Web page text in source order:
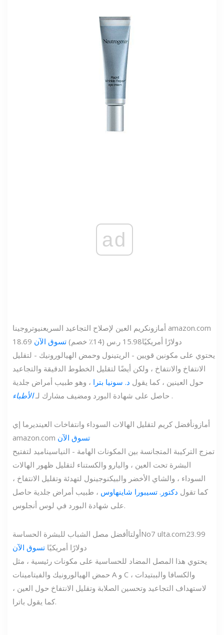
ad
أمازونكريم العين لإصلاح التجاعيد السريعنيوتروجينا
amazon.com
18.69 دولارًا أمريكيًا15.98 ر.س (14٪ خصم)
تسوق الآن
يحتوي على مكونين قويين - الريتينول وحمض الهيالورونيك - لتقليل
الانتفاخ والانتفاخ ، ولكن أيضًا لتقليل الخطوط الدقيقة والتجاعيد
حول العينين ، كما يقول د. سونيا بترا ، وهو طبيب أمراض جلدية
حاصل على شهادة البورد ومضيف مشارك لـالأطباء .
أمازونأفضل كريم لتقليل الهالات السوداء وانتفاخات العينديرما إي
amazon.com تسوق الآن
تمزج التركيبة المتجانسة بين المكونات الهامة - النياسيناميد لتفتيح
البشرة تحت العين ، واليارو والكستناء لتقليل ظهور الهالات
السوداء ، والشاي الأخضر والبيكنوجينول لتهدئة وتقليل الانتفاخ ،
كما تقول دكتور. تسيبورا شاينهاوس ، طبيب أمراض جلدية حاصل
على شهادة البورد في لوس أنجلوس.
أولتاأفضل مصل الشباب للبشرة الحساسة No7 ulta.com23.99
دولارًا أمريكيًا تسوق الآن
يحتوي هذا المصل المضاد للحساسية على مكونات رئيسية ، مثل
حمض الهيالورونيك والفيتامينات A و C والكسافا والببتيدات ،
لاستهداف التجاعيد وتحسين الصلابة وتقليل الانتفاخ حول العين ،
كما يقول باترا.